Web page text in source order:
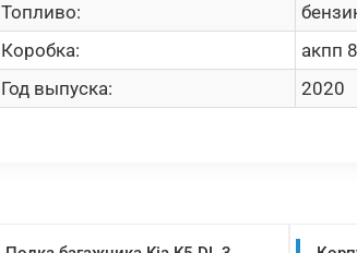
Топливо:
Коробка:
акпп
Год выпуска:
2020